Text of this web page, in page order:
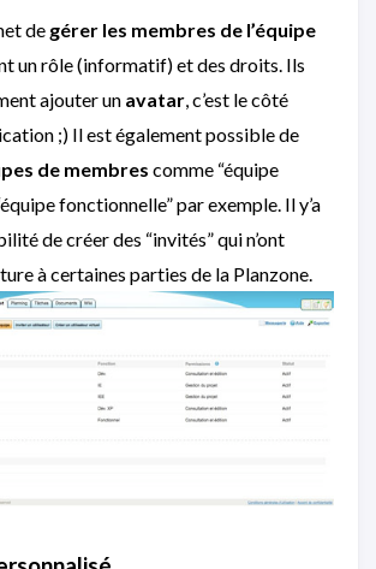
de gérer les membres de l’équipe
un rôle (informatif) et des droits. Ils
ajouter un avatar, c’est le côté
;) Il est également possible de
de membres comme “équipe
fonctionnelle” par exemple. Il y’a
de créer des “invités” qui n’ont
à certaines parties de la Planzone.